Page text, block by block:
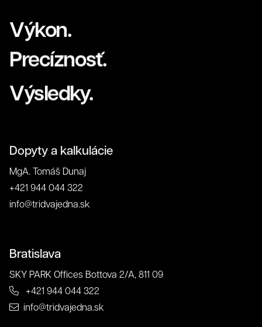
Výkon.
Precíznosť.
Výsledky.
Dopyty a kalkulácie
MgA. Tomáš Dunaj
+421 944 044 322
info@tridvajedna.sk
Bratislava
SKY PARK Offices Bottova 2/A, 811 09
+421 944 044 322
info@tridvajedna.sk